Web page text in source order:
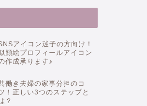
アイコン迷子の方向け！
顔絵プロフィールアイコン
作成承ります♪
働き夫婦の家事分担のコ
！正しい3つのステップと
？